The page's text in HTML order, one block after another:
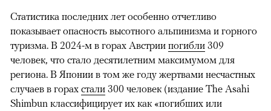
Статистика последних лет особенно отчетливо
показывает опасность высотного альпинизма и горного
туризма. В 2024-м в горах Австрии погибли 309
человек, что стало десятилетним максимумом для
региона. В Японии в том же году жертвами несчастных
случаев в горах стали 300 человек (издание The Asahi
Shimbun классифицирует их как «погибших или